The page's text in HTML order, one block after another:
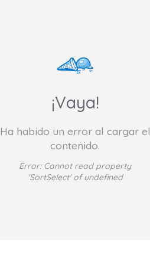
¡Vaya!
Ha habido un error al cargar el
contenido.
Error: Cannot read property
'SortSelect' of undefined